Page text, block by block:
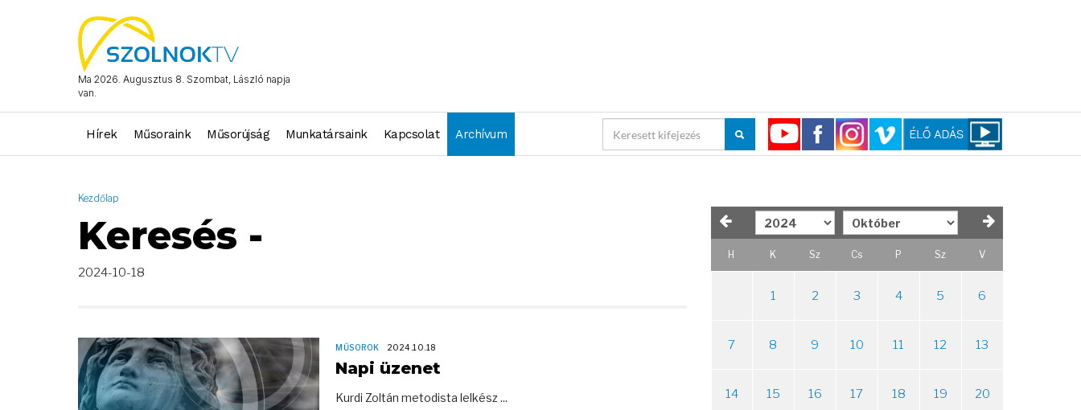
Ma 2026. Augusztus 8. Szombat, László napja
van.
Hírek Műsoraink Műsorújság Munkatársaink Kapcsolat Archívum
Kezdőlap
Keresés -
2024-10-18
MŰSOROK 2024.10.18
Napi üzenet
Kurdi Zoltán metodista lelkész ...
H K Sz Cs P Sz V
1 2 3 4 5 6
7 8 9 10 11 12 13
14 15 16 17 18 19 20